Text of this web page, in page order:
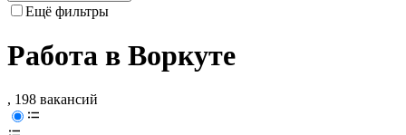
Ещё фильтры
Работа в Воркуте
, 198 вакансий